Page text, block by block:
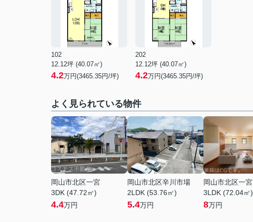
102
12.12坪 (40.07㎡)
4.2万円(3465.35円/坪)
202
12.12坪 (40.07㎡)
4.2万円(3465.35円/坪)
よく見られている物件
岡山市北区一宮
3DK (47.72㎡)
4.4万円
岡山市北区辛川市場
2LDK (53.76㎡)
5.4万円
岡山市北区一宮
3LDK (72.04㎡)
8万円